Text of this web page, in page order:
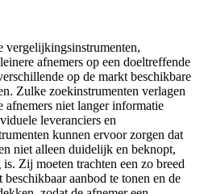
afnemers op een doeltreffende
op de markt beschikbare
Zulke zoekinstrumenten verlagen
afnemers niet langer informatie
leveranciers en
kunnen ervoor zorgen dat
niet alleen duidelijk en beknopt,
Zij moeten trachten een zo breed
aanbod te tonen en de